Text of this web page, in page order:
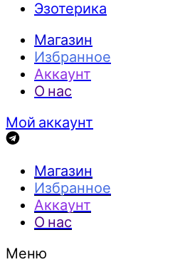
Эзотерика
Магазин
Избранное
Аккаунт
О нас
Мой аккаунт
Магазин
Избранное
Аккаунт
О нас
Меню